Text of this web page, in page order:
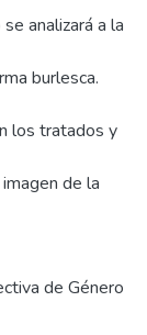
analizará a la
burlesca.
los tratados y
de la
de Género